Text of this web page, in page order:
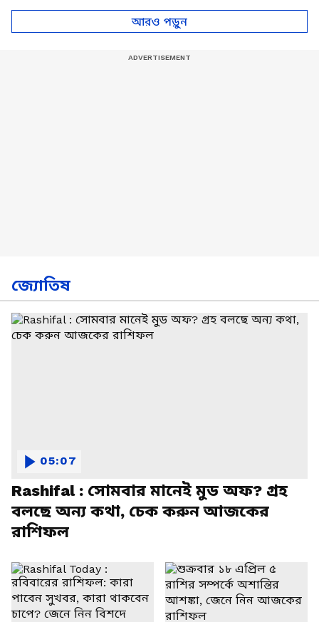
আরও পড়ুন
জ্যোতিষ
Rashifal : সোমবার মানেই মুড অফ? গ্রহ
বলছে অন্য কথা, চেক করুন আজকের
রাশিফল
05:07